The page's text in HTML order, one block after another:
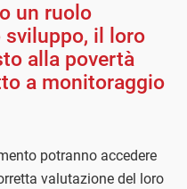
un ruolo
il loro
alla povertà
a monitoraggio
potranno accedere
valutazione del loro